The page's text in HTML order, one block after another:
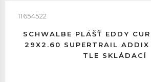
11654522
SCHWALBE PLÁŠŤ EDDY
29X2.60 SUPERTRAIL ADDIX
TLE SKLÁDACÍ